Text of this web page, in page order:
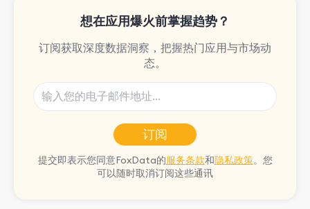
想在应用爆火前掌握趋势？
订阅获取深度数据洞察，把握热门应用与市场动
态。
订阅
提交即表示您同意FoxData的服务条款和隐私政策。您
可以随时取消订阅这些通讯